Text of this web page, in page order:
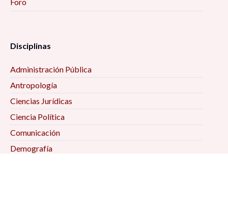
Disciplinas
Administración Pública
Antropología
Ciencias Jurídicas
Ciencia Política
Comunicación
Demografía